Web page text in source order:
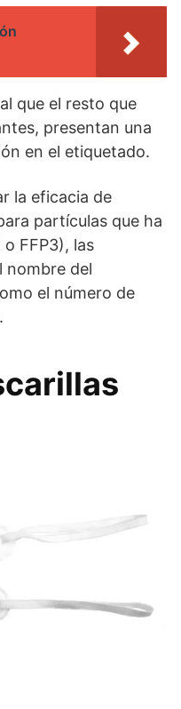
que el resto que
presentan una
en el etiquetado.
la eficacia de
partículas que ha
o FFP3), las
nombre del
el número de